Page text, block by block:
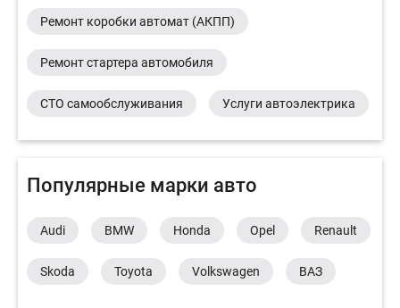
Ремонт коробки автомат (АКПП)
Ремонт стартера автомобиля
СТО самообслуживания Услуги автоэлектрика
Популярные марки авто
Audi BMW Honda Opel Renault
Skoda Toyota Volkswagen ВАЗ